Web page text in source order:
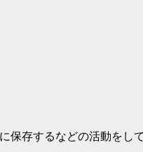
保存するなどの活動をし